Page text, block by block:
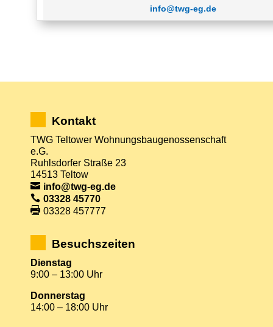
info@twg-eg.de
Kontakt
TWG Teltower Wohnungsbaugenossenschaft
e.G.
Ruhlsdorfer Straße 23
14513 Teltow
info@twg-eg.de
03328 45770
03328 457777
Besuchszeiten
Dienstag
9:00 – 13:00 Uhr
Donnerstag
14:00 – 18:00 Uhr